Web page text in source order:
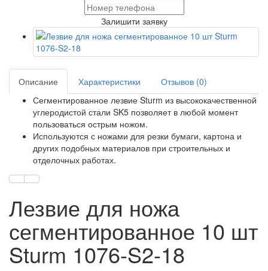
Залишити заявку
Описание Характеристики
Отзывов (0)
Сегментированное лезвие Sturm из высококачественной
углеродистой стали SK5 позволяет в любой момент
пользоваться острым ножом.
Используются с ножами для резки бумаги, картона и
других подобных материалов при строительных и
отделочных работах.
Лезвие для ножа
сегментированное 10 шт
Sturm 1076-S2-18